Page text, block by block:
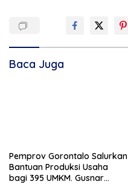
Baca Juga
Pemprov Gorontalo Salurkan
Bantuan Produksi Usaha
bagi 395 UMKM. Gusnar